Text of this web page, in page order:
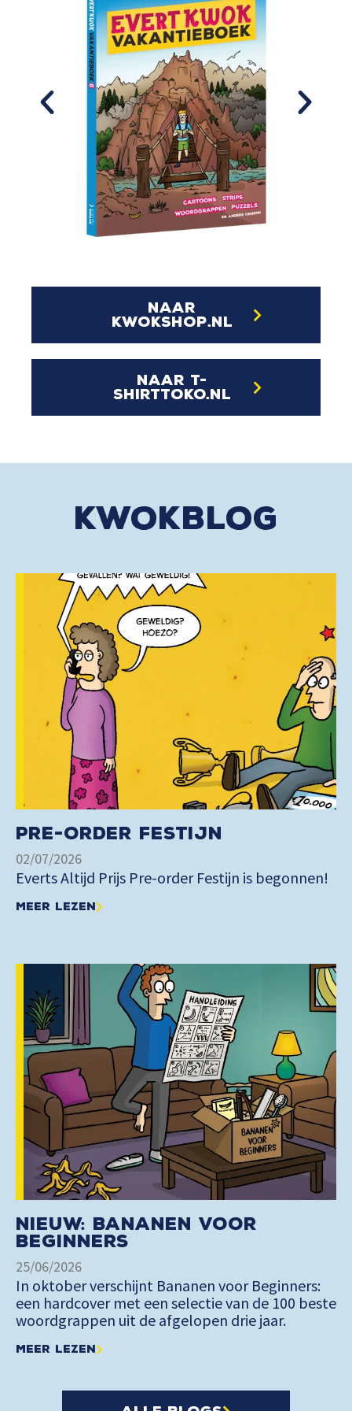
naar
kwokshop.nl
naar t-
shirttoko.nl
kwokblog
Pre-order Festijn
02/07/2026
Everts Altijd Prijs Pre-order Festijn is begonnen!
Meer lezen
Nieuw: Bananen voor
Beginners
25/06/2026
In oktober verschijnt Bananen voor Beginners:
een hardcover met een selectie van de 100 beste
woordgrappen uit de afgelopen drie jaar.
Meer lezen